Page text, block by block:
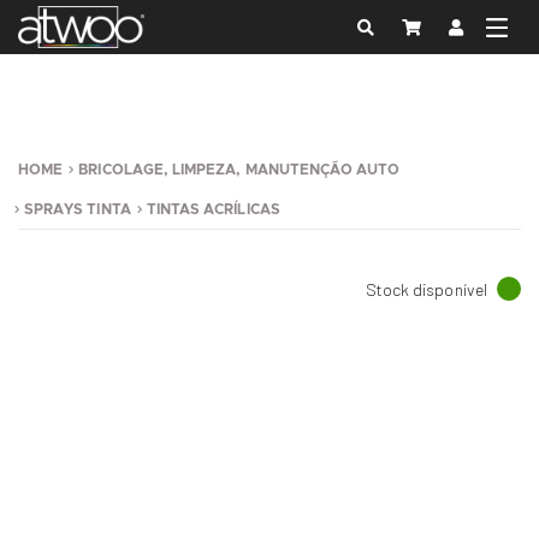
HOME BRICOLAGE, LIMPEZA, MANUTENÇÃO AUTO
SPRAYS TINTA TINTAS ACRÍLICAS
Stock disponível